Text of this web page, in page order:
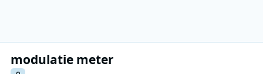
modulatie meter